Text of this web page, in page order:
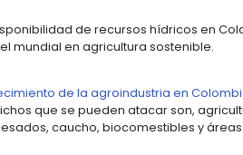
La infraestructura también es
nichos en los que Colombia
¿DÓNDE